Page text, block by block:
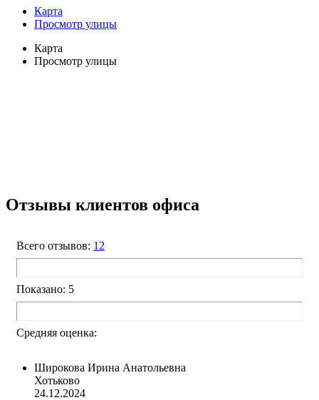
Карта
Просмотр улицы
Карта
Просмотр улицы
Отзывы клиентов офиса
Всего отзывов: 12
Показано: 5
Средняя оценка:
Широкова Ирина Анатольевна
Хотьково
24.12.2024